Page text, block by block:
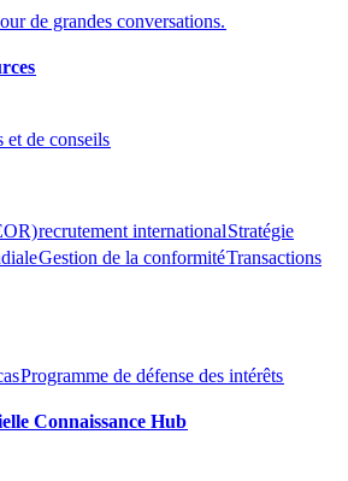
de grandes conversations.​​
et de conseils​​
recrutement international​​Stratégie
Gestion de la conformité​​Transactions
Programme de défense des intérêts​​
Connaissance Hub​​